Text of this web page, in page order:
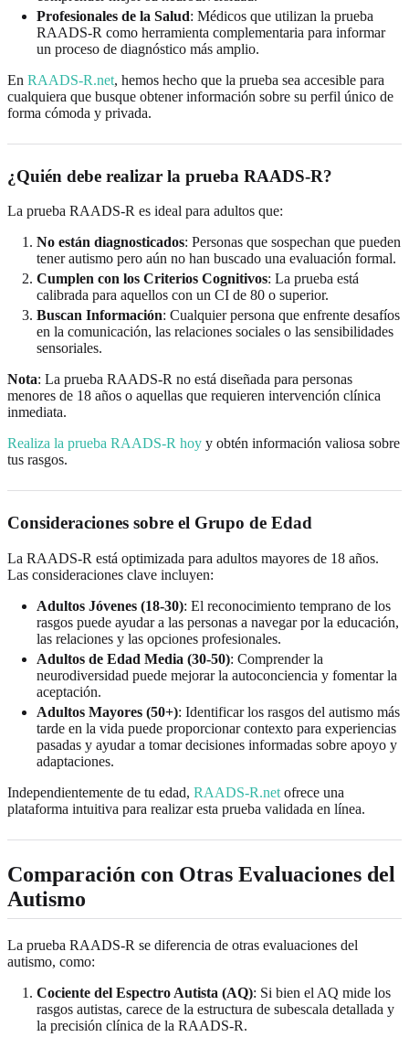
Profesionales de la Salud: Médicos que utilizan la prueba
RAADS-R como herramienta complementaria para informar
un proceso de diagnóstico más amplio.
En RAADS-R.net, hemos hecho que la prueba sea accesible para
cualquiera que busque obtener información sobre su perfil único de
forma cómoda y privada.
¿Quién debe realizar la prueba RAADS-R?
La prueba RAADS-R es ideal para adultos que:
No están diagnosticados: Personas que sospechan que pueden
tener autismo pero aún no han buscado una evaluación formal.
Cumplen con los Criterios Cognitivos: La prueba está
calibrada para aquellos con un CI de 80 o superior.
Buscan Información: Cualquier persona que enfrente desafíos
en la comunicación, las relaciones sociales o las sensibilidades
sensoriales.
Nota: La prueba RAADS-R no está diseñada para personas
menores de 18 años o aquellas que requieren intervención clínica
inmediata.
Realiza la prueba RAADS-R hoy y obtén información valiosa sobre
tus rasgos.
Consideraciones sobre el Grupo de Edad
La RAADS-R está optimizada para adultos mayores de 18 años.
Las consideraciones clave incluyen:
Adultos Jóvenes (18-30): El reconocimiento temprano de los
rasgos puede ayudar a las personas a navegar por la educación,
las relaciones y las opciones profesionales.
Adultos de Edad Media (30-50): Comprender la
neurodiversidad puede mejorar la autoconciencia y fomentar la
aceptación.
Adultos Mayores (50+): Identificar los rasgos del autismo más
tarde en la vida puede proporcionar contexto para experiencias
pasadas y ayudar a tomar decisiones informadas sobre apoyo y
adaptaciones.
Independientemente de tu edad, RAADS-R.net ofrece una
plataforma intuitiva para realizar esta prueba validada en línea.
Comparación con Otras Evaluaciones del
Autismo
La prueba RAADS-R se diferencia de otras evaluaciones del
autismo, como:
Cociente del Espectro Autista (AQ): Si bien el AQ mide los
rasgos autistas, carece de la estructura de subescala detallada y
la precisión clínica de la RAADS-R.